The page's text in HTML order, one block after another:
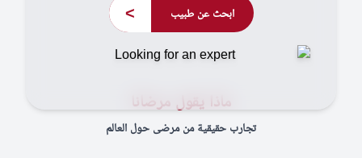
ابحث عن طبيب >
ماذا يقول مرضانا
تجارب حقيقية من مرضى حول العالم